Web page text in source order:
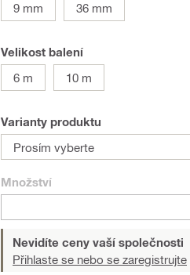
9 mm
36 mm
Velikost balení
6 m
10 m
Varianty produktu
Prosím vyberte
Množství
Nevidíte ceny vaší společnosti
Přihlaste se nebo se zaregistrujte